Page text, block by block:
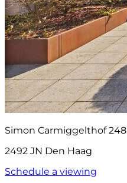
Simon Carmiggelthof 248
2492 JN Den Haag
Schedule a viewing